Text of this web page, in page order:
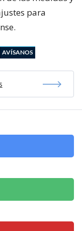
para
AVÍSANOS